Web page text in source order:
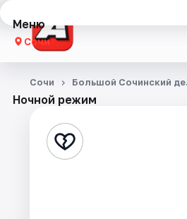
Меню
Сочи
Концерты
Стендап
Ночной режим
Сочи Большой Сочинский